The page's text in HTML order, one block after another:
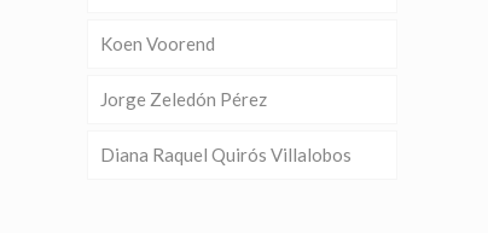
Koen Voorend
Jorge Zeledón Pérez
Diana Raquel Quirós Villalobos